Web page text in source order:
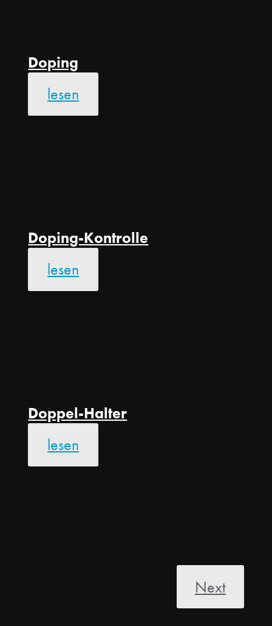
Doping
lesen
Doping-Kontrolle
lesen
Doppel-Halter
lesen
Next